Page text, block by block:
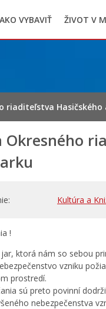
Geo
AKO VYBAVIŤ ŽIVOT V
riaditeľstva
Okresného
Kultúra a
!
jar, ktorá nám so sebou
vzniku
prostredí.
sú preto povinní
nebezpečenstva